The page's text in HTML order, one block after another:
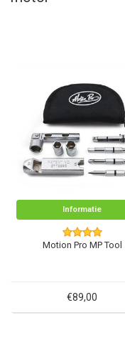
Informatie
Motion Pro MP Tool
€89,00